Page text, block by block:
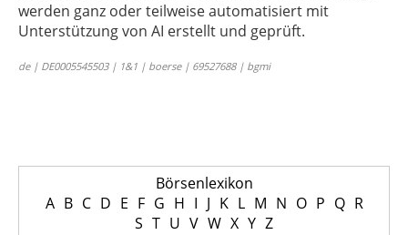
werden ganz oder teilweise automatisiert mit
Unterstützung von AI erstellt und geprüft.
de | DE0005545503 | 1&1 | boerse | 69527688 | bgmi
Börsenlexikon
A B C D E F G H I J K L M N O P Q R
S T U V W X Y Z